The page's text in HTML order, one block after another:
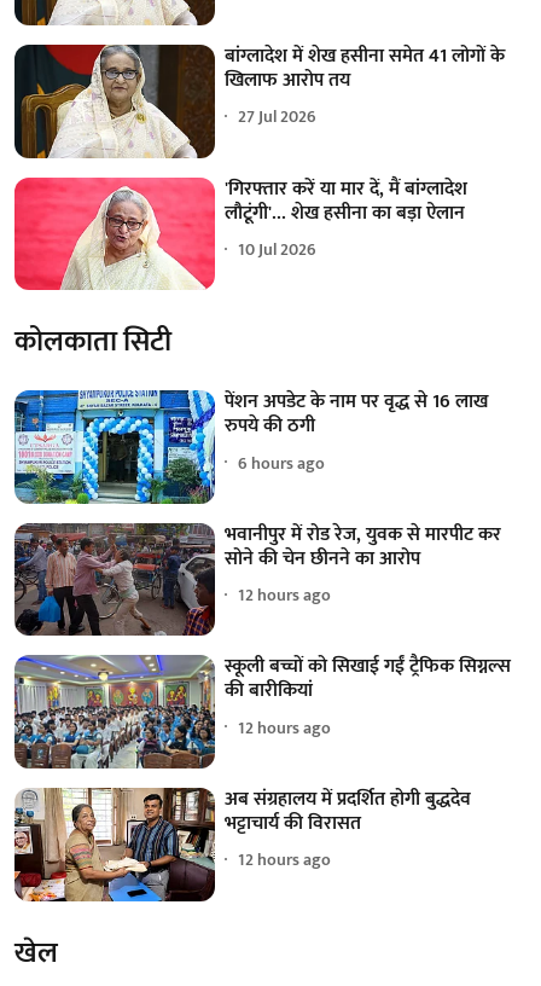
बांग्लादेश में शेख हसीना समेत 41 लोगों के
खिलाफ आरोप तय
27 Jul 2026
'गिरफ्तार करें या मार दें, मैं बांग्लादेश
लौटूंगी'... शेख हसीना का बड़ा ऐलान
10 Jul 2026
कोलकाता सिटी
पेंशन अपडेट के नाम पर वृद्ध से 16 लाख
रुपये की ठगी
6 hours ago
भवानीपुर में रोड रेज, युवक से मारपीट कर
सोने की चेन छीनने का आरोप
12 hours ago
स्कूली बच्चों को सिखाई गईं ट्रैफिक सिग्नल्स
की बारीकियां
12 hours ago
अब संग्रहालय में प्रदर्शित होगी बुद्धदेव
भट्टाचार्य की विरासत
12 hours ago
खेल